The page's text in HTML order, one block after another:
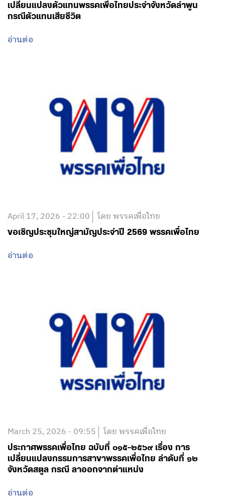
เปลี่ยนแปลงตัวแทนพรรคเพื่อไทยประจำจังหวัดลำพูน
กรณีตัวแทนเสียชีวิต
อ่านต่อ
April 17, 2026 - 22:00 โดย พรรคเพื่อไทย
ขอเชิญประชุมใหญ่สามัญประจำปี 2569 พรรคเพื่อไทย
อ่านต่อ
March 25, 2026 - 09:55 โดย พรรคเพื่อไทย
ประกาศพรรคเพื่อไทย ฉบับที่ ๐๑๕-๒๕๖๙ เรื่อง การ
เปลี่ยนแปลงกรรมการสาขาพรรคเพื่อไทย ลำดับที่ ๑๒
จังหวัดสตูล กรณี ลาออกจากตำแหน่ง
อ่านต่อ